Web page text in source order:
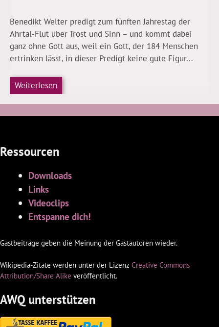
Benedikt Welter predigt zum fünften Jahrestag der
Ahrtal-Flut über Trost und Sinn – und kommt dabei
ganz ohne Gott aus, weil ein Gott, der 184 Menschen
ertrinken lässt, in dieser Predigt keine gute Figur...
Weiterlesen
Ressourcen
Downloads
Links
Videoclips
Entspanne dich!
Gastbeiträge geben die Meinung der Gastautoren wieder.
Wikipedia-Zitate werden unter der Lizenz Creative Commons
Attribution/Share Alike veröffentlicht.
AWQ unterstützen